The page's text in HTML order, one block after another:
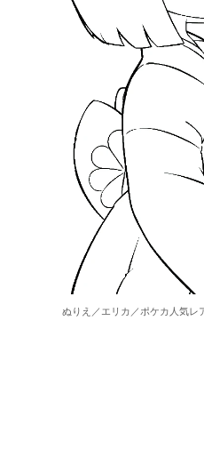
ぬりえ／エリカ／ポケカ人気レ